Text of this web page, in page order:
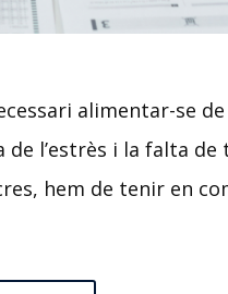
alimentar-se
l’estrès i la falta de
hem de tenir en